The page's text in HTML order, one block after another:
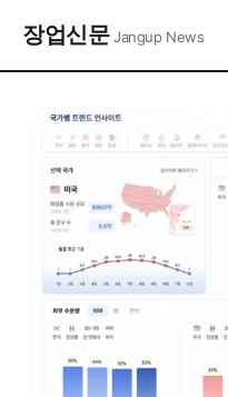
장업신문Jangup News